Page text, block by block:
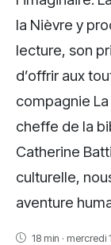
la Nièvre y
lecture, son
d’offrir aux
compagnie La
cheffe de la
Catherine
culturelle,
aventure
18 min · mercredi